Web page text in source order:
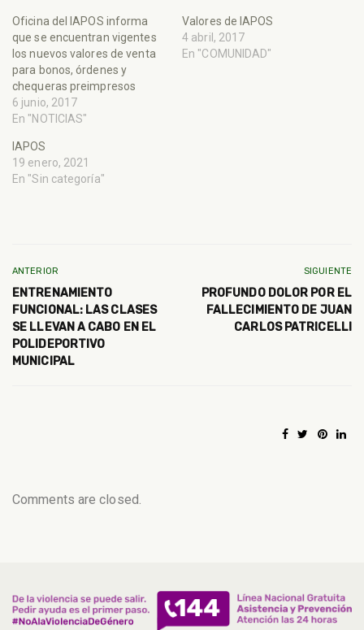
Oficina del IAPOS informa
que se encuentran vigentes
los nuevos valores de venta
para bonos, órdenes y
chequeras preimpresos
6 junio, 2017
En "NOTICIAS"
Valores de IAPOS
4 abril, 2017
En "COMUNIDAD"
IAPOS
19 enero, 2021
En "Sin categoría"
ANTERIOR
ENTRENAMIENTO
FUNCIONAL: LAS CLASES
SE LLEVAN A CABO EN EL
POLIDEPORTIVO
MUNICIPAL
SIGUIENTE
PROFUNDO DOLOR POR EL
FALLECIMIENTO DE JUAN
CARLOS PATRICELLI
Comments are closed.